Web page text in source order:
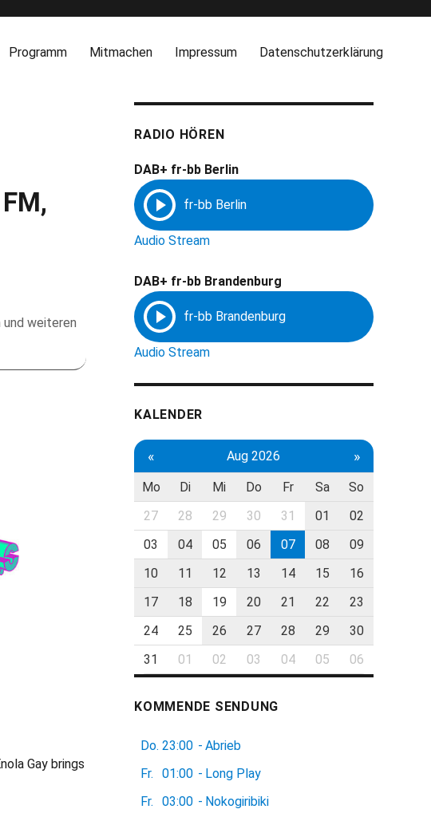
Programm Mitmachen Impressum Datenschutzerklärung
und weiteren
Gay brings
RADIO HÖREN
DAB+ fr-bb Berlin
Audio Stream
DAB+ fr-bb Brandenburg
Audio Stream
KALENDER
« Aug 2026 »
Mo Di Mi Do Fr Sa
So
27
28 29 30 31 01
02
03
04 05 06 07 08
09
10
11 12 13 14 15
16
17
18 19 20 21 22
23
24
25 26 27 28 29
30
31
01 02 03 04 05 06
KOMMENDE SENDUNG
Do. 23:00 - Abrieb
Fr.
01:00 - Long Play
Fr.
03:00 - Nokogiribiki